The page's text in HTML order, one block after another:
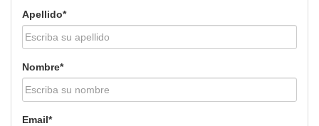
Apellido*
Nombre*
Email*